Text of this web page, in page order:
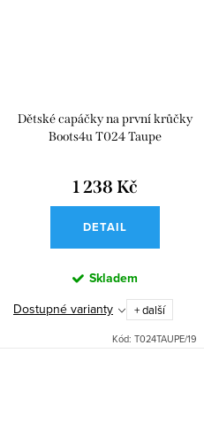
Dětské capáčky na první krůčky
Boots4u T024 Taupe
1 238 Kč
DETAIL
Skladem
Dostupné varianty
+ další
Kód: T024TAUPE/19